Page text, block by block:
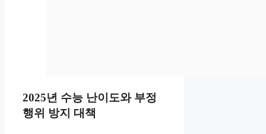
2025년 수능 난이도와 부정
행위 방지 대책